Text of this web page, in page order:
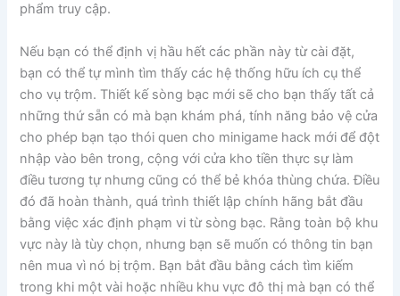
phẩm truy cập.
Nếu bạn có thể định vị hầu hết các phần này từ cài đặt,
bạn có thể tự mình tìm thấy các hệ thống hữu ích cụ thể
cho vụ trộm. Thiết kế sòng bạc mới sẽ cho bạn thấy tất cả
những thứ sẵn có mà bạn khám phá, tính năng bảo vệ cửa
cho phép bạn tạo thói quen cho minigame hack mới để đột
nhập vào bên trong, cộng với cửa kho tiền thực sự làm
điều tương tự nhưng cũng có thể bẻ khóa thùng chứa. Điều
đó đã hoàn thành, quá trình thiết lập chính hãng bắt đầu
bằng việc xác định phạm vi từ sòng bạc. Rằng toàn bộ khu
vực này là tùy chọn, nhưng bạn sẽ muốn có thông tin bạn
nên mua vì nó bị trộm. Bạn bắt đầu bằng cách tìm kiếm
trong khi một vài hoặc nhiều khu vực đô thị mà bạn có thể